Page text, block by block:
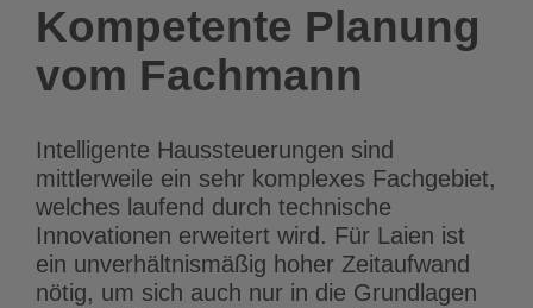
Kompetente Planung
vom Fachmann
Intelligente Haussteuerungen sind
mittlerweile ein sehr komplexes Fachgebiet,
welches laufend durch technische
Innovationen erweitert wird. Für Laien ist
ein unverhältnismäßig hoher Zeitaufwand
nötig, um sich auch nur in die Grundlagen